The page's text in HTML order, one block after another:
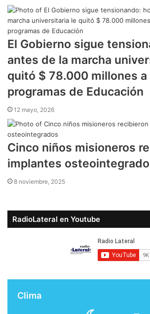
El Gobierno sigue
antes de la marcha
quitó $ 78.000 millones
programas de Educación
12 mayo, 2026
Cinco niños misioneros
implantes
8 noviembre, 2025
RadioLateral en Youtube
Clima